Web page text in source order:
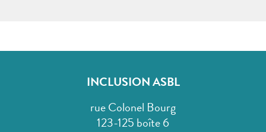
INCLUSION ASBL
rue Colonel Bourg
123-125 boîte 6